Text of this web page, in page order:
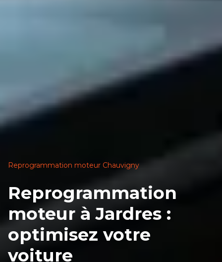
Reprogrammation moteur Chauvigny
Reprogrammation
moteur à Jardres :
optimisez votre
voiture